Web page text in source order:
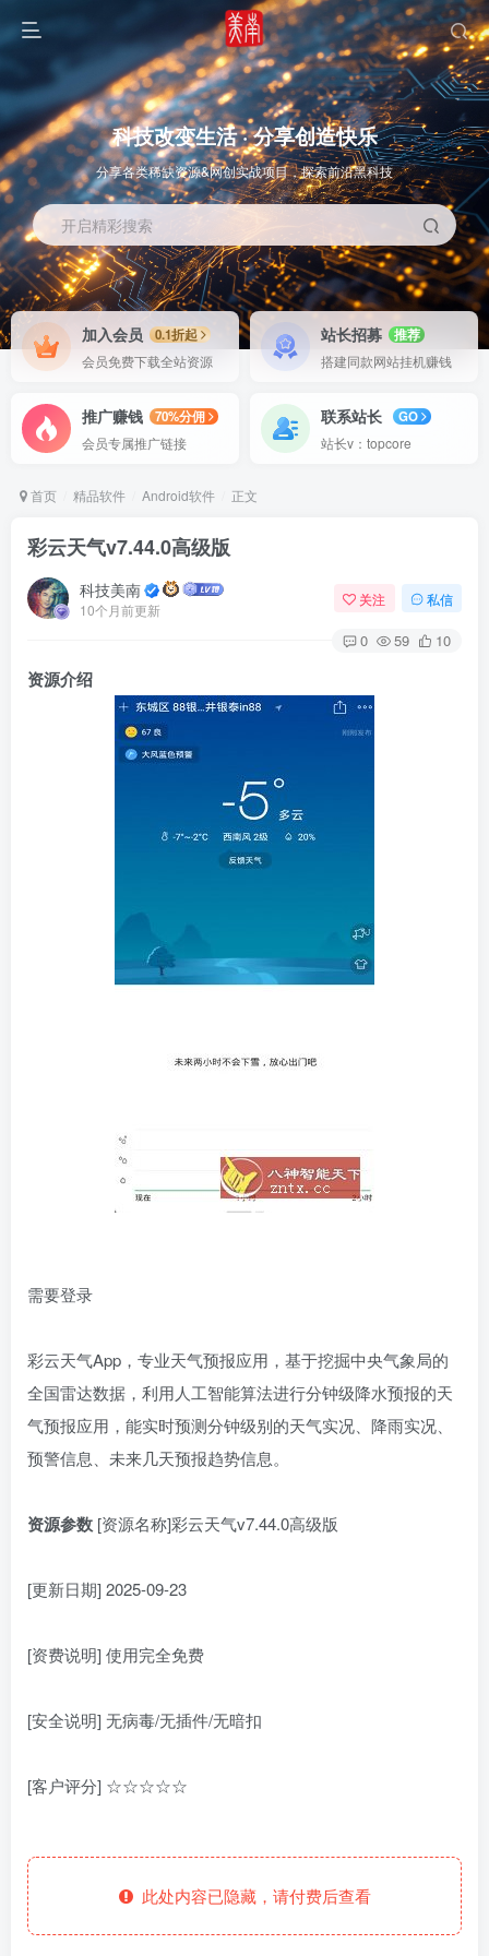
OS教程 SOFT教程
Linux软件
科技改变生活 · 分享创造快乐
分享各类稀缺资源&网创实战项目，探索前沿黑科技
开启精彩搜索
加入会员
0.1折起
会员免费下载全站资源
站长招募
推荐
搭建同款网站挂机赚钱
推广赚钱
70%分佣
会员专属推广链接
联系站长
GO
站长v：topcore
首页 精品软件 Android软件 正文
彩云天气v7.44.0高级版
科技美南
10个月前更新
关注 私信
0 59 10
资源介绍
需要登录
彩云天气App，专业天气预报应用，基于挖掘中央气象局的
全国雷达数据，利用人工智能算法进行分钟级降水预报的天
气预报应用，能实时预测分钟级别的天气实况、降雨实况、
预警信息、未来几天预报趋势信息。
资源参数 [资源名称]彩云天气v7.44.0高级版
[更新日期] 2025-09-23
[资费说明] 使用完全免费
[安全说明] 无病毒/无插件/无暗扣
[客户评分] ☆☆☆☆☆
此处内容已隐藏，请付费后查看